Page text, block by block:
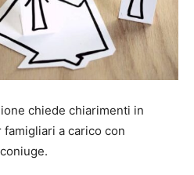
chiede chiarimenti in
a carico con